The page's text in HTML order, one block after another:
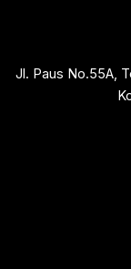
Jl. Paus No.55A,